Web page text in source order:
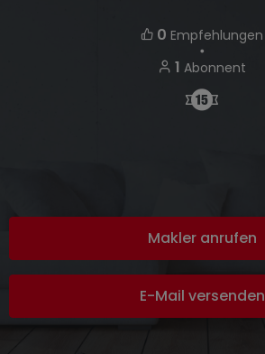
0 Empfehlungen
・
1 Abonnent
Makler anrufen
E-Mail versenden